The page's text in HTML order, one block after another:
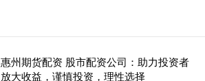
惠州期货配资 股市配资公司：助力投资者
放大收益，谨慎投资，理性选择